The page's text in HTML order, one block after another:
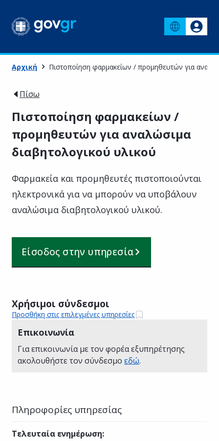
Αρχική Πιστοποίηση φαρμακείων / προμηθευτών για
Πίσω
Πιστοποίηση φαρμακείων /
προμηθευτών για αναλώσιμα
διαβητολογικού υλικού
Φαρμακεία και προμηθευτές πιστοποιούνται
ηλεκτρονικά για να μπορούν να υποβάλουν
αναλώσιμα διαβητολογικού υλικού.
Είσοδος στην υπηρεσία
Χρήσιμοι σύνδεσμοι
Προσθήκη στις επιλεγμένες υπηρεσίες
Επικοινωνία
Για επικοινωνία με τον φορέα εξυπηρέτησης
ακολουθήστε τον σύνδεσμο εδώ.
Πληροφορίες υπηρεσίας
Τελευταία ενημέρωση: